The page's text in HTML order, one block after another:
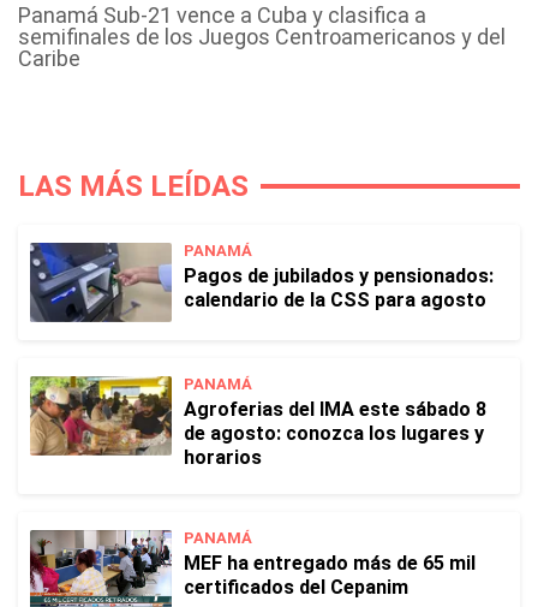
Panamá Sub-21 vence a Cuba y clasifica a
semifinales de los Juegos Centroamericanos y del
Caribe
LAS MÁS LEÍDAS
PANAMÁ
Pagos de jubilados y pensionados:
calendario de la CSS para agosto
PANAMÁ
Agroferias del IMA este sábado 8
de agosto: conozca los lugares y
horarios
PANAMÁ
MEF ha entregado más de 65 mil
certificados del Cepanim